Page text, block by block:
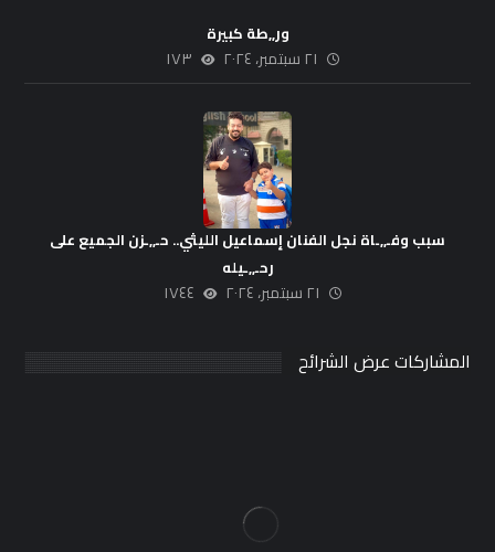
ور,,طة كبيرة
٢١ سبتمبر، ٢٠٢٤ ١٧٣
سبب وفـ,,ـاة نجل الفنان إسماعيل الليثي.. حـ,,ـزن الجميع على
رحـ,,ـيله
٢١ سبتمبر، ٢٠٢٤ ١٧٤٤
المشاركات عرض الشرائح